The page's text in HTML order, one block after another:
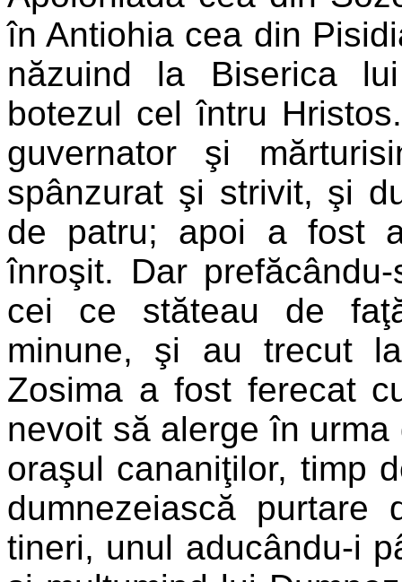
în Antiohia cea din
năzuind la Biserica
botezul cel întru
guvernator şi
spânzurat şi strivit, şi
de patru; apoi a fost
înroşit. Dar
cei ce stăteau de
minune, şi au trecut
Zosima a fost ferecat
nevoit să alerge în
oraşul cananiţilor, timp
dumnezeiască
tineri, unul aducându-i